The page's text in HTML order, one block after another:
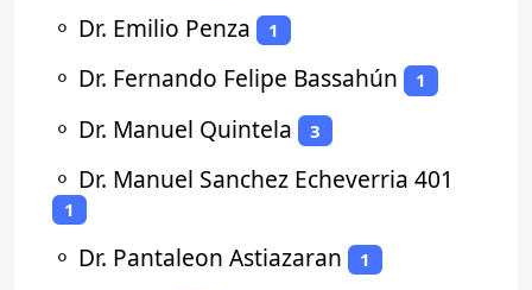
⚬ Dr. Emilio Penza 1
⚬ Dr. Fernando Felipe Bassahún 1
⚬ Dr. Manuel Quintela 3
⚬ Dr. Manuel Sanchez Echeverria 401
1
⚬ Dr. Pantaleon Astiazaran 1